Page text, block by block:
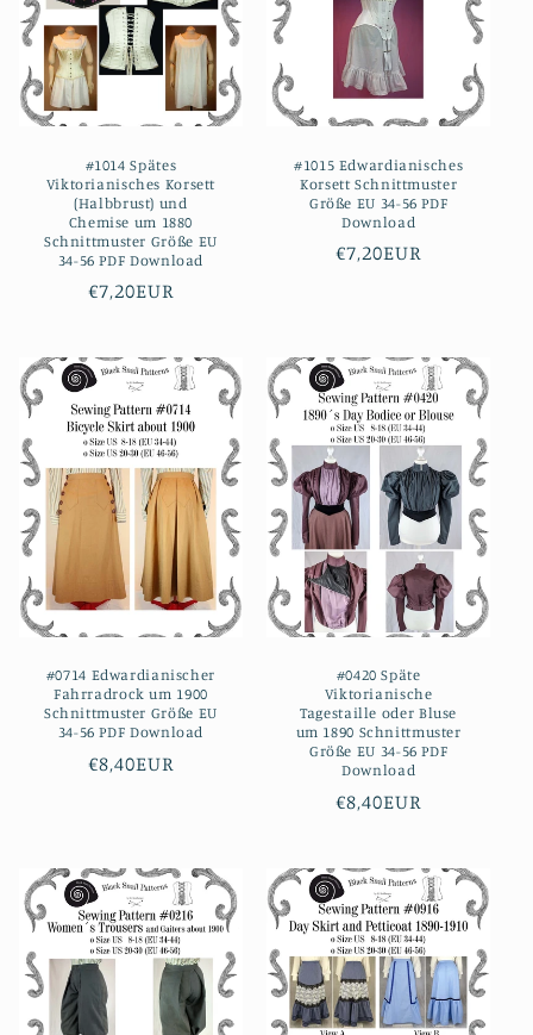
#1014 Spätes
Viktorianisches Korsett
(Halbbrust) und
Chemise um 1880
Schnittmuster Größe EU
34-56 PDF Download
Normaler
€7,20EUR
#1015 Edwardianisches
Korsett Schnittmuster
Größe EU 34-56 PDF
Download
Normaler
€7,20EUR
#0714 Edwardianischer
Fahrradrock um 1900
Schnittmuster Größe EU
34-56 PDF Download
Normaler
€8,40EUR
#0420 Späte
Viktorianische
Tagestaille oder Bluse
um 1890 Schnittmuster
Größe EU 34-56 PDF
Download
Normaler
€8,40EUR